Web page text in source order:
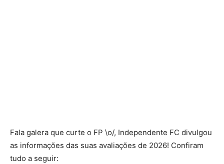
Fala galera que curte o FP \o/, Independente FC divulgou
as informações das suas avaliações de 2026! Confiram
tudo a seguir: